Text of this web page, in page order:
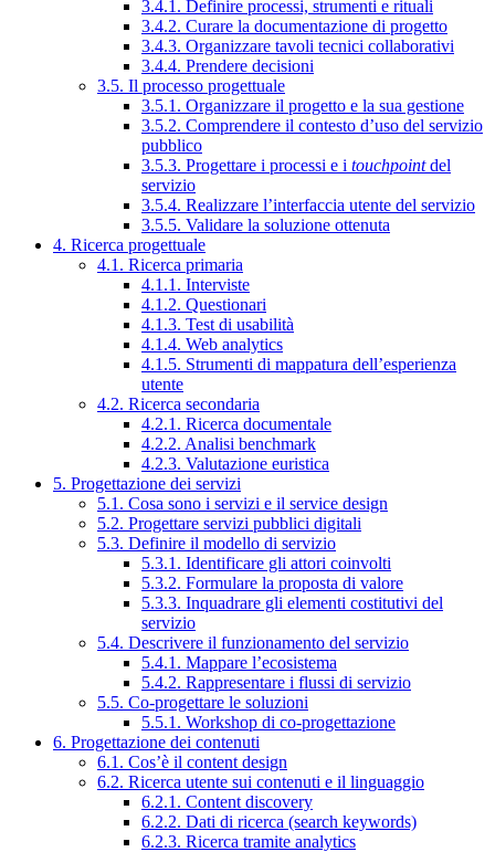
3.4.1. Definire processi, strumenti e rituali
3.4.2. Curare la documentazione di progetto
3.4.3. Organizzare tavoli tecnici collaborativi
3.4.4. Prendere decisioni
3.5. Il processo progettuale
3.5.1. Organizzare il progetto e la sua gestione
3.5.2. Comprendere il contesto d’uso del servizio
pubblico
3.5.3. Progettare i processi e i touchpointdel
servizio
3.5.4. Realizzare l’interfaccia utente del servizio
3.5.5. Validare la soluzione ottenuta
4. Ricerca progettuale
4.1. Ricerca primaria
4.1.1. Interviste
4.1.2. Questionari
4.1.3. Test di usabilità
4.1.4. Web analytics
4.1.5. Strumenti di mappatura dell’esperienza
utente
4.2. Ricerca secondaria
4.2.1. Ricerca documentale
4.2.2. Analisi benchmark
4.2.3. Valutazione euristica
5. Progettazione dei servizi
5.1. Cosa sono i servizi e il service design
5.2. Progettare servizi pubblici digitali
5.3. Definire il modello di servizio
5.3.1. Identificare gli attori coinvolti
5.3.2. Formulare la proposta di valore
5.3.3. Inquadrare gli elementi costitutivi del
servizio
5.4. Descrivere il funzionamento del servizio
5.4.1. Mappare l’ecosistema
5.4.2. Rappresentare i flussi di servizio
5.5. Co-progettare le soluzioni
5.5.1. Workshop di co-progettazione
6. Progettazione dei contenuti
6.1. Cos’è il content design
6.2. Ricerca utente sui contenuti e il linguaggio
6.2.1. Content discovery
6.2.2. Dati di ricerca (search keywords)
6.2.3. Ricerca tramite analytics